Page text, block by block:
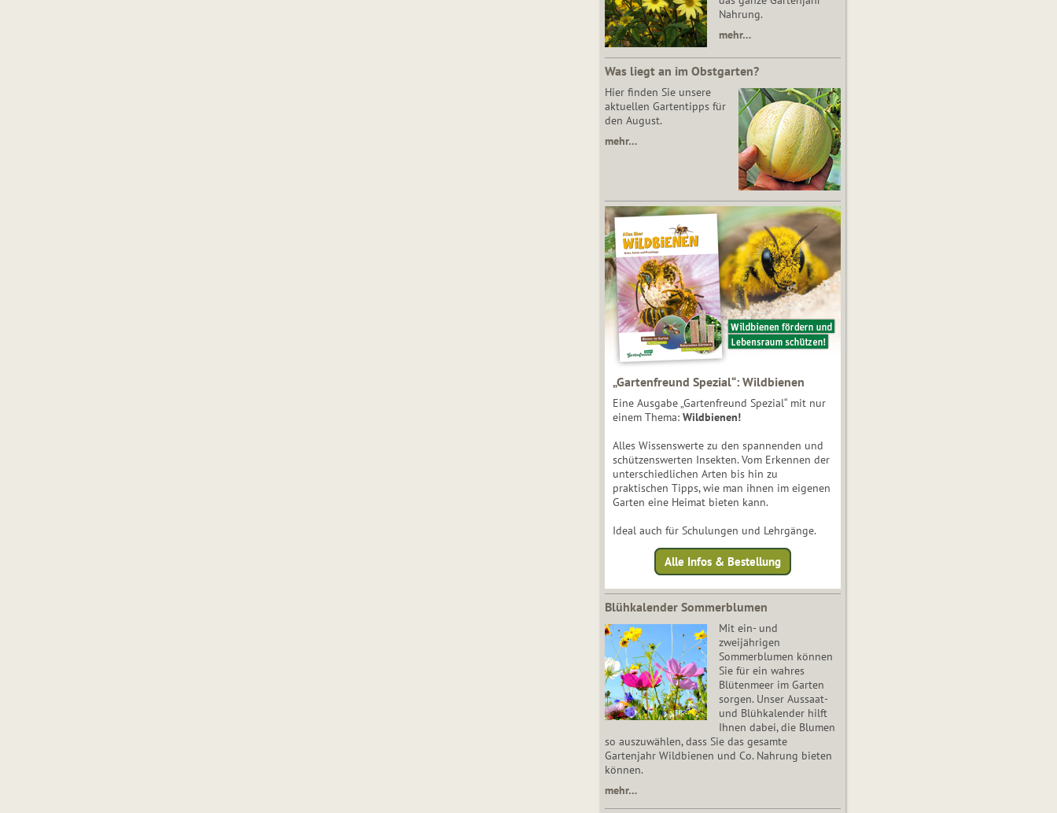
Nahrung.
mehr…
Was liegt an im Obstgarten?
Hier finden Sie unsere
aktuellen Gartentipps für
den August.
mehr…
„Gartenfreund Spezial“: Wildbienen
Eine Ausgabe „Gartenfreund Spezial“ mit nur
einem Thema: Wildbienen!
Alles Wissenswerte zu den spannenden und
schützenswerten Insekten. Vom Erkennen der
unterschiedlichen Arten bis hin zu
praktischen Tipps, wie man ihnen im eigenen
Garten eine Heimat bieten kann.
Ideal auch für Schulungen und Lehrgänge.
Alle Infos & Bestellung
Blühkalender Sommerblumen
Mit ein- und
zweijährigen
Sommerblumen können
Sie für ein wahres
Blütenmeer im Garten
sorgen. Unser Aussaat-
und Blühkalender hilft
Ihnen dabei, die Blumen
so auszuwählen, dass Sie das gesamte
Gartenjahr Wildbienen und Co. Nahrung bieten
können.
mehr…